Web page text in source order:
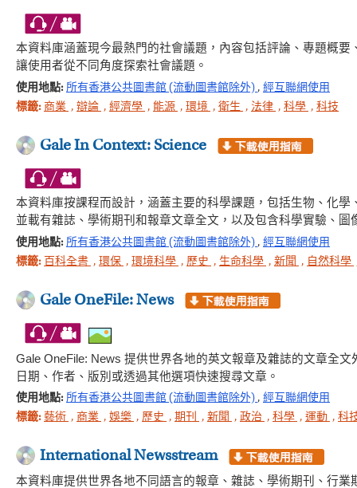
本資料庫涵蓋現今最熱門的社會議題，內容包括評論、專題概
讓使用者從不同角度探索社會議題。
使用地點: 所有香港公共圖書館 (流動圖書館除外) , 經互聯網使用
標籤: 商業 , 辯論 , 經濟學 , 能源 , 環境 , 衛生 , 法律 , 科學 , 科技
Gale In Context: Science
本資料庫按課程而設計，涵蓋主要的科學課題，包括生物、化
並載有雜誌、學術期刊和報章文章全文，以及包含科學實驗、
使用地點: 所有香港公共圖書館 (流動圖書館除外) , 經互聯網使用
標籤: 百科全書 , 環保 , 環境科學 , 歷史 , 生命科學 , 新聞 , 自然科學
Gale OneFile: News
Gale OneFile: News 提供世界各地的英文報章及雜誌的文章全
日期、作者、版別或透過其他選項快速搜尋文章。
使用地點: 所有香港公共圖書館 (流動圖書館除外) , 經互聯網使用
標籤: 藝術 , 商業 , 娛樂 , 歷史 , 期刊 , 新聞 , 政治 , 科學 , 運動 , 科
International Newsstream
本資料庫提供世界各地不同語言的報章、雜誌、學術期刊、行